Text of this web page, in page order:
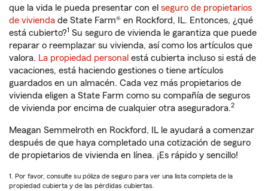
que la vida le pueda presentar con el seguro de propietarios
de vivienda de State Farm® en Rockford, IL. Entonces, ¿qué
está cubierto?1 Su seguro de vivienda le garantiza que puede
reparar o reemplazar su vivienda, así como los artículos que
valora. La propiedad personal está cubierta incluso si está de
vacaciones, está haciendo gestiones o tiene artículos
guardados en un almacén. Cada vez más propietarios de
vivienda eligen a State Farm como su compañía de seguros
de vivienda por encima de cualquier otra aseguradora.2
Meagan Semmelroth en Rockford, IL le ayudará a comenzar
después de que haya completado una cotización de seguro
de propietarios de vivienda en línea. ¡Es rápido y sencillo!
1. Por favor, consulte su póliza de seguro para ver una lista completa de la
propiedad cubierta y de las pérdidas cubiertas.